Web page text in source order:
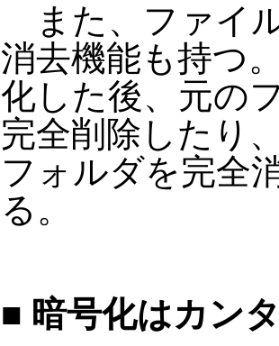
また、ファイ
消去機能も持つ
化した後、元の
完全削除したり
フォルダを完全
る。
■ 暗号化はカン